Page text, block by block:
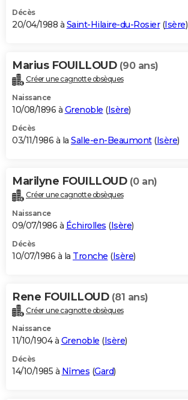
Décès
20/04/1988 à Saint-Hilaire-du-Rosier(Isère)
Marius FOUILLOUD (90 ans)
Créer une cagnotte obsèques
Naissance
10/08/1896 à Grenoble (Isère)
Décès
03/11/1986 à la Salle-en-Beaumont(Isère)
Marilyne FOUILLOUD (0 an)
Créer une cagnotte obsèques
Naissance
09/07/1986 à Échirolles (Isère)
Décès
10/07/1986 à la Tronche (Isère)
Rene FOUILLOUD (81 ans)
Créer une cagnotte obsèques
Naissance
11/10/1904 à Grenoble (Isère)
Décès
14/10/1985 à Nîmes (Gard)